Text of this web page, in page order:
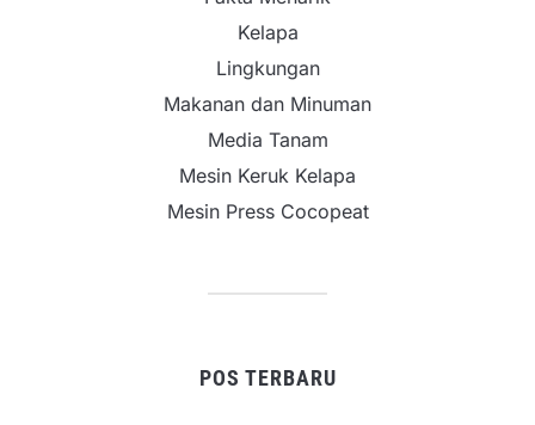
Kelapa
Lingkungan
Makanan dan Minuman
Media Tanam
Mesin Keruk Kelapa
Mesin Press Cocopeat
POS TERBARU